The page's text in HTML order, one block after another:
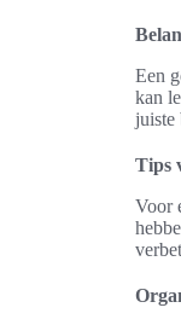
Een
kan
juiste
Tips
Voor